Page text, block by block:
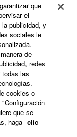
que
el
publicidad, y
sociales le
de
redes
las
cookies o
que se
haga clic